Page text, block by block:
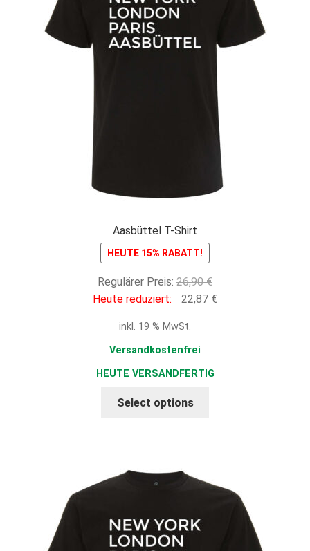
Aasbüttel T-Shirt
HEUTE 15% RABATT!
Regulärer Preis: 26,90€Ursprünglicher
Preis
Heute reduziert: 22,87 €Aktueller
inkl. 19 % MwSt.
Versandkostenfrei
HEUTE VERSANDFERTIG
Select options